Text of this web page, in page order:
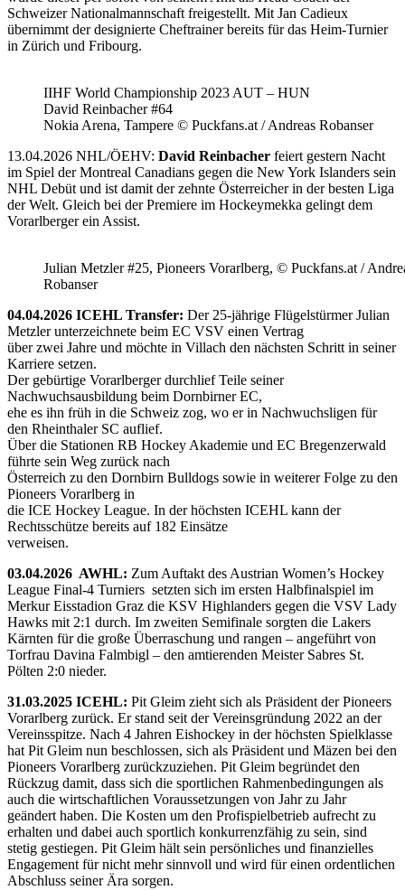
Schweizer Nationalmannschaft freigestellt. Mit Jan Cadieux
übernimmt der designierte Cheftrainer bereits für das Heim-Turnier
in Zürich und Fribourg.
IIHF World Championship 2023 AUT – HUN
David Reinbacher #64
Nokia Arena, Tampere © Puckfans.at / Andreas Robanser
13.04.2026 NHL/ÖEHV: David Reinbacher feiert gestern Nacht
im Spiel der Montreal Canadians gegen die New York Islanders sein
NHL Debüt und ist damit der zehnte Österreicher in der besten Liga
der Welt. Gleich bei der Premiere im Hockeymekka gelingt dem
Vorarlberger ein Assist.
Julian Metzler #25, Pioneers Vorarlberg, © Puckfans.at /
Robanser
04.04.2026 ICEHL Transfer: Der 25-jährige Flügelstürmer Julian
Metzler unterzeichnete beim EC VSV einen Vertrag
über zwei Jahre und möchte in Villach den nächsten Schritt in seiner
Karriere setzen.
Der gebürtige Vorarlberger durchlief Teile seiner
Nachwuchsausbildung beim Dornbirner EC,
ehe es ihn früh in die Schweiz zog, wo er in Nachwuchsligen für
den Rheinthaler SC auflief.
Über die Stationen RB Hockey Akademie und EC Bregenzerwald
führte sein Weg zurück nach
Österreich zu den Dornbirn Bulldogs sowie in weiterer Folge zu den
Pioneers Vorarlberg in
die ICE Hockey League. In der höchsten ICEHL kann der
Rechtsschütze bereits auf 182 Einsätze
verweisen.
03.04.2026 AWHL: Zum Auftakt des Austrian Women’s Hockey
League Final-4 Turniers setzten sich im ersten Halbfinalspiel im
Merkur Eisstadion Graz die KSV Highlanders gegen die VSV Lady
Hawks mit 2:1 durch. Im zweiten Semifinale sorgten die Lakers
Kärnten für die große Überraschung und rangen – angeführt von
Torfrau Davina Falmbigl – den amtierenden Meister Sabres St.
Pölten 2:0 nieder.
31.03.2025 ICEHL: Pit Gleim zieht sich als Präsident der Pioneers
Vorarlberg zurück. Er stand seit der Vereinsgründung 2022 an der
Vereinsspitze. Nach 4 Jahren Eishockey in der höchsten Spielklasse
hat Pit Gleim nun beschlossen, sich als Präsident und Mäzen bei den
Pioneers Vorarlberg zurückzuziehen. Pit Gleim begründet den
Rückzug damit, dass sich die sportlichen Rahmenbedingungen als
auch die wirtschaftlichen Voraussetzungen von Jahr zu Jahr
geändert haben. Die Kosten um den Profispielbetrieb aufrecht zu
erhalten und dabei auch sportlich konkurrenzfähig zu sein, sind
stetig gestiegen. Pit Gleim hält sein persönliches und finanzielles
Engagement für nicht mehr sinnvoll und wird für einen ordentlichen
Abschluss seiner Ära sorgen.